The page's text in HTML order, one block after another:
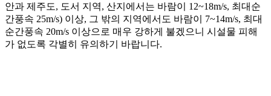
안과 제주도, 도서 지역, 산지에서는 바람이 12~18m/s, 최대순
간풍속 25m/s) 이상, 그 밖의 지역에서도 바람이 7~14m/s, 최대
순간풍속 20m/s 이상으로 매우 강하게 불겠으니 시설물 피해
가 없도록 각별히 유의하기 바랍니다.